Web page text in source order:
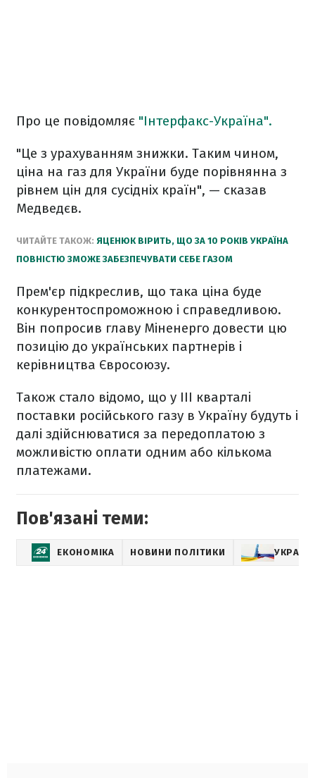
Про це повідомляє "Інтерфакс-Україна".
"Це з урахуванням знижки. Таким чином,
ціна на газ для України буде порівнянна з
рівнем цін для сусідніх країн", — сказав
Медведєв.
ЧИТАЙТЕ ТАКОЖ: ЯЦЕНЮК ВІРИТЬ, ЩО ЗА 10 РОКІВ УКРАЇНА
ПОВНІСТЮ ЗМОЖЕ ЗАБЕЗПЕЧУВАТИ СЕБЕ ГАЗОМ
Прем'єр підкреслив, що така ціна буде
конкурентоспроможною і справедливою.
Він попросив главу Міненерго довести цю
позицію до українських партнерів і
керівництва Євросоюзу.
Також стало відомо, що у III кварталі
поставки російського газу в Україну будуть і
далі здійснюватися за передоплатою з
можливістю оплати одним або кількома
платежами.
Пов'язані теми:
ЕКОНОМІКА НОВИНИ ПОЛІТИКИ